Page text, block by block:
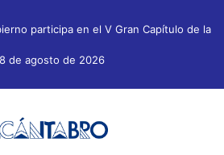
participa en el V Gran Capítulo de la
8 de agosto de 2026